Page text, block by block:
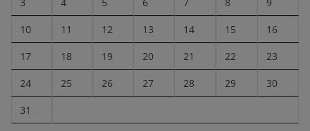
10 11 12 13 14 15 16
17 18 19 20 21 22 23
24 25 26 27 28 29 30
31